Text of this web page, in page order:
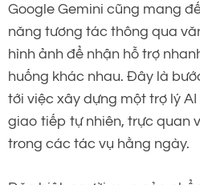
Google Gemini cũng mang
năng tương tác thông qua
hình ảnh để nhận hỗ trợ
huống khác nhau. Đây là
tới việc xây dựng một trợ lý
giao tiếp tự nhiên, trực quan
trong các tác vụ hằng ngày.